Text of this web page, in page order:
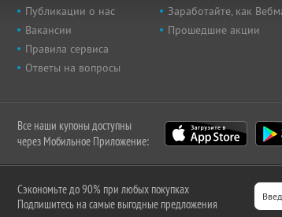
Публикации о нас
Вакансии
Правила сервиса
Ответы на вопросы
Заработайте, как
Прошедшие акции
Все наши купоны доступны
через Мобильное Приложение:
Сэкономьте до 90% при любых покупках
Подпишитесь на самые выгодные предложения